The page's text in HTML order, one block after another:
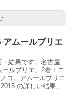
アムールブリエ
結果です。名古屋
ルブリエ、2着：ニ
コ。アムールブリエ
の詳しい結果、